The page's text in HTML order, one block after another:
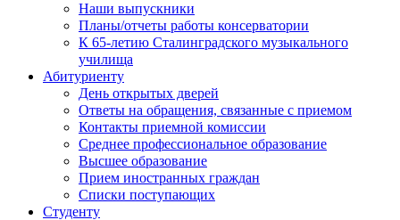
Наши выпускники
Планы/отчеты работы консерватории
К 65-летию Сталинградского музыкального
училища
Абитуриенту
День открытых дверей
Ответы на обращения, связанные с приемом
Контакты приемной комиссии
Среднее профессиональное образование
Высшее образование
Прием иностранных граждан
Списки поступающих
Студенту